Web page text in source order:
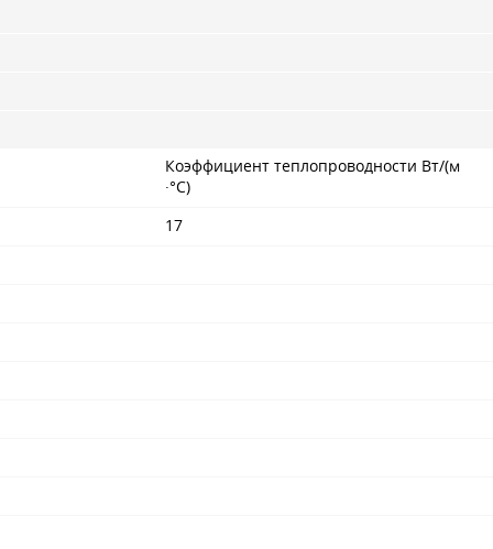
Коэффициент теплопроводности Вт/(м
·°С)
17